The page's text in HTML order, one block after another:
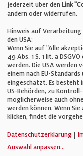
Cookie-Einstellungen
AGB
© Verlag für
jederzeit über den Link
ändern oder widerrufen.
Hinweis auf
den USA:
Wenn Sie auf "Alle
49 Abs. 1 S. 1 lit. a
werden. Die USA werden
einem nach EU-
eingeschätzt. Es besteht
US-Behörden, zu
möglicherweise auch
werden können. Wenn
klicken, findet die
Datenschutzerklärung
Auswahl anpassen...